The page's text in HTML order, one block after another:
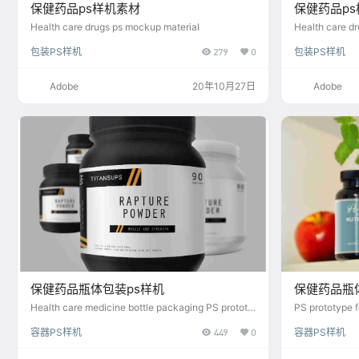
保健药品ps样机素材
Health care drugs ps mockup material
包装PS样机 279 0
Adobe 20年10月27日
保健药品
Health care
包装PS样机
Adobe
保健药品瓶体包装ps样机
Health care medicine bottle packaging PS prototy
容器PS样机
449 0
保健药品瓶
PS prototype
容器PS样机